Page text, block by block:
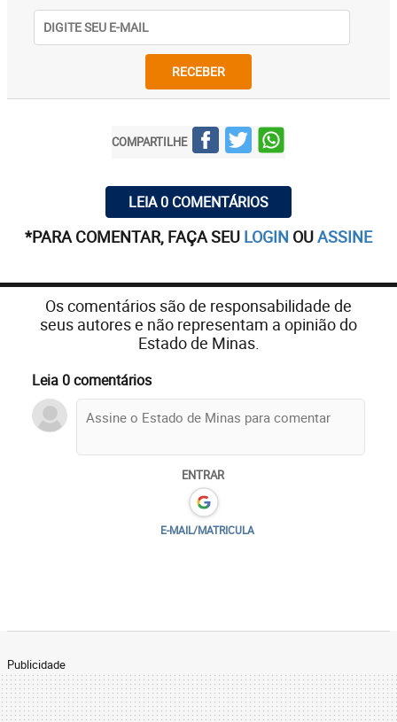
RECEBER
COMPARTILHE
LEIA 0 COMENTÁRIOS
*PARA COMENTAR, FAÇA SEU LOGIN OUASSINE
Os comentários são de responsabilidade de
seus autores e não representam a opinião do
Estado de Minas.
Leia 0 comentários
ENTRAR
E-MAIL/MATRICULA
Publicidade